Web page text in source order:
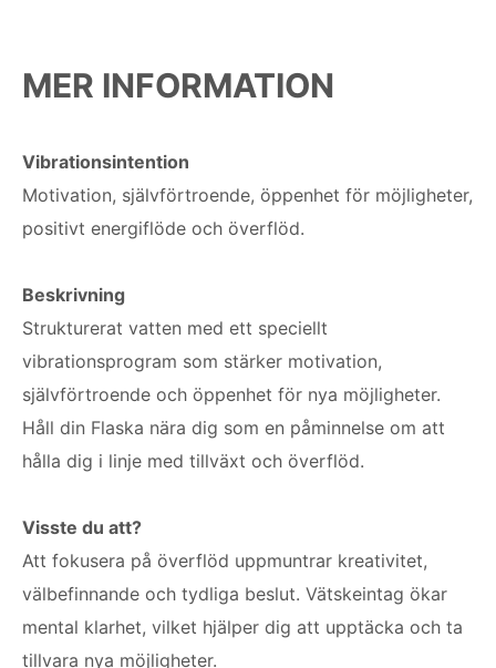
MER INFORMATION
Vibrationsintention
Motivation, självförtroende, öppenhet för möjligheter,
positivt energiflöde och överflöd.
Beskrivning
Strukturerat vatten med ett speciellt
vibrationsprogram som stärker motivation,
självförtroende och öppenhet för nya möjligheter.
Håll din Flaska nära dig som en påminnelse om att
hålla dig i linje med tillväxt och överflöd.
Visste du att?
Att fokusera på överflöd uppmuntrar kreativitet,
välbefinnande och tydliga beslut. Vätskeintag ökar
mental klarhet, vilket hjälper dig att upptäcka och ta
tillvara nya möjligheter.